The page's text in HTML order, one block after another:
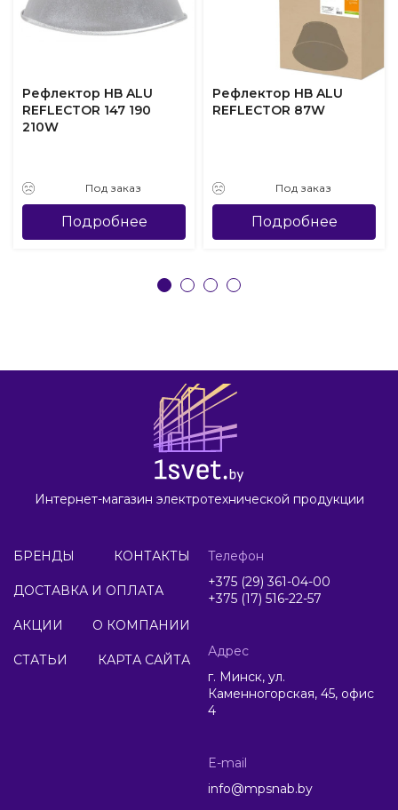
Рефлектор HB ALU
REFLECTOR 147 190
210W
Под заказ
Подробнее
Рефлектор HB ALU
REFLECTOR 87W
Под заказ
Подробнее
Интернет-магазин электротехнической продукции
БРЕНДЫ КОНТАКТЫ
ДОСТАВКА И ОПЛАТА
АКЦИИ О КОМПАНИИ
СТАТЬИ КАРТА САЙТА
Телефон
+375 (29) 361-04-00
+375 (17) 516-22-57
Адрес
г. Минск, ул.
Каменногорская, 45, офис
4
E-mail
info@mpsnab.by